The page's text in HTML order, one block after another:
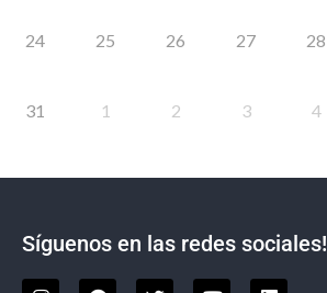
24 25 26 27 28
31 1 2 3 4
Síguenos en las redes sociales!